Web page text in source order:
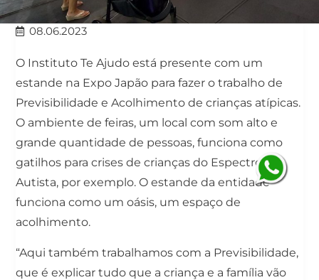
08.06.2023
O Instituto Te Ajudo está presente com um
estande na Expo Japão para fazer o trabalho de
Previsibilidade e Acolhimento de crianças atípicas.
O ambiente de feiras, um local com som alto e
grande quantidade de pessoas, funciona como
gatilhos para crises de crianças do Espectro
Autista, por exemplo. O estande da entidade
funciona como um oásis, um espaço de
acolhimento.
“Aqui também trabalhamos com a Previsibilidade,
que é explicar tudo que a criança e a família vão